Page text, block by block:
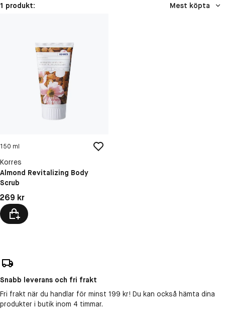
1 produkt: Mest köpta
150 ml
Korres
Almond Revitalizing Body
Scrub
Pris: 269 kr
269 kr
Snabb leverans och fri frakt
Fri frakt när du handlar för minst 199 kr! Du kan också hämta dina
produkter i butik inom 4 timmar.